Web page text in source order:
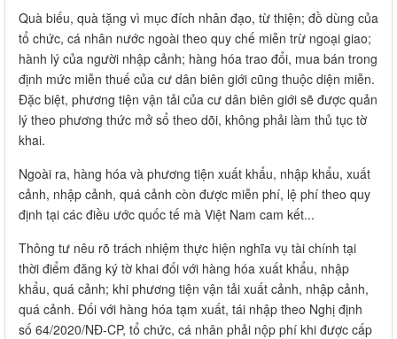
Quà biếu, quà tặng vì mục đích nhân đạo, từ thiện; đồ dùng của
tổ chức, cá nhân nước ngoài theo quy chế miễn trừ ngoại giao;
hành lý của người nhập cảnh; hàng hóa trao đổi, mua bán trong
định mức miễn thuế của cư dân biên giới cũng thuộc diện miễn.
Đặc biệt, phương tiện vận tải của cư dân biên giới sẽ được quản
lý theo phương thức mở sổ theo dõi, không phải làm thủ tục tờ
khai.
Ngoài ra, hàng hóa và phương tiện xuất khẩu, nhập khẩu, xuất
cảnh, nhập cảnh, quá cảnh còn được miễn phí, lệ phí theo quy
định tại các điều ước quốc tế mà Việt Nam cam kết...
Thông tư nêu rõ trách nhiệm thực hiện nghĩa vụ tài chính tại
thời điểm đăng ký tờ khai đối với hàng hóa xuất khẩu, nhập
khẩu, quá cảnh; khi phương tiện vận tải xuất cảnh, nhập cảnh,
quá cảnh. Đối với hàng hóa tạm xuất, tái nhập theo Nghị định
số 64/2020/NĐ-CP, tổ chức, cá nhân phải nộp phí khi được cấp